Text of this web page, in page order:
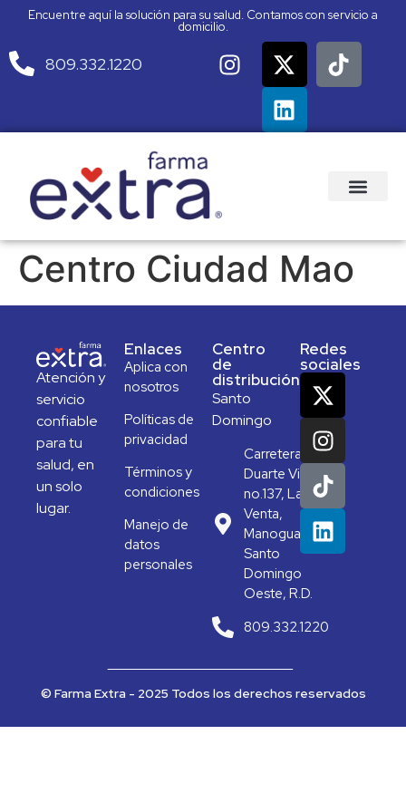
Encuentre aquí la solución para su salud. Contamos con servicio a
domicilio.
809.332.1220
Centro Ciudad Mao
Atención y
servicio
confiable
para tu
salud, en
un solo
lugar.
Enlaces
Aplica con
nosotros
Políticas de
privacidad
Términos y
condiciones
Manejo de
datos
personales
Centro
de
distribución
Santo
Domingo
Carretera
Duarte Vieja
no.137, La
Venta,
Manoguayabo,
Santo
Domingo
Oeste, R.D.
809.332.1220
Redes
sociales
© Farma Extra - 2025 Todos los derechos reservados